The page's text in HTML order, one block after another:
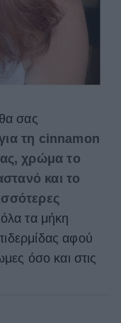
σας
τη cinnamon
χρώμα το
και το
όλα τα μήκη
αφού
όσο και στις